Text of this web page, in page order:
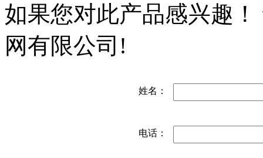
如果您对此产品感兴趣！
网有限公司!
姓名：
电话：